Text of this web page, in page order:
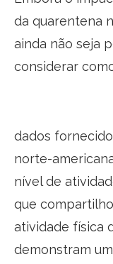
da quarentena
ainda não seja
considerar
dados
norte-
nível de
que
atividade física
demonstram